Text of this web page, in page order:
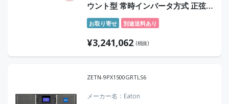
ウント型 常時インバータ方式 正弦波
オンサイト7年保証付
お取り寄せ 別途送料あり
¥3,241,062 (税抜)
ZETN-9PX1500GRTLS6
メーカー名 Eaton